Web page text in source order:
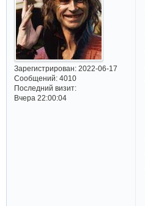
Зарегистрирован: 2022-06-17
Сообщений:4010
Последний визит:
Вчера 22:00:04